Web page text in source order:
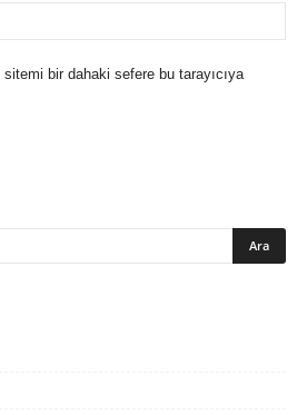
bir dahaki sefere bu tarayıcıya